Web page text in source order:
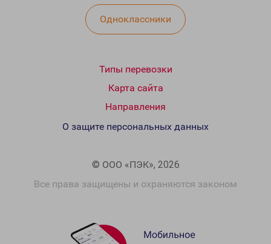
Одноклассники
Типы перевозки
Карта сайта
Направления
© ООО «ПЭК», 2026
Все права защищены и охраняются законом
О защите персональных данных